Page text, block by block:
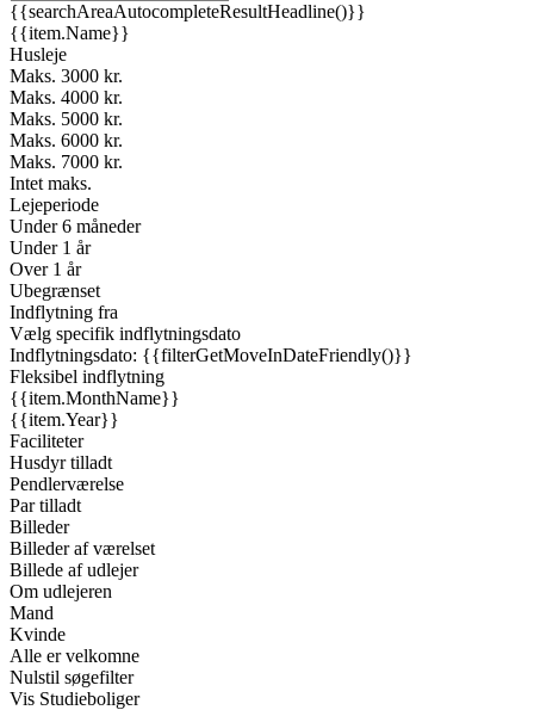
{{searchAreaAutocompleteResultHeadline()}}
{{item.Name}}
Husleje
Maks. 3000 kr.
Maks. 4000 kr.
Maks. 5000 kr.
Maks. 6000 kr.
Maks. 7000 kr.
Intet maks.
Lejeperiode
Under 6 måneder
Under 1 år
Over 1 år
Ubegrænset
Indflytning fra
Vælg specifik indflytningsdato
Indflytningsdato: {{filterGetMoveInDateFriendly()}}
Fleksibel indflytning
{{item.MonthName}}
{{item.Year}}
Faciliteter
Husdyr tilladt
Pendlerværelse
Par tilladt
Billeder
Billeder af værelset
Billede af udlejer
Om udlejeren
Mand
Kvinde
Alle er velkomne
Nulstil søgefilter
Vis Studieboliger